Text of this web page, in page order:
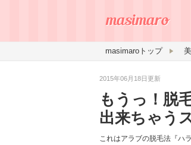
masimaroトップ
2015年06月18日更新
もうっ！脱
出来ちゃう
これはアラブの脱毛法『ハ